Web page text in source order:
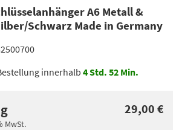
A6 Metall &
Schwarz Made in Germany
innerhalb 4Std. 52 Min.
MwSt.
29,00 €